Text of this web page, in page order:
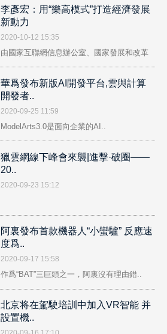
李彥宏：用“樂高模式”打造經濟發展
新動力
2020-10-12 15:35
由國家互聯網信息辦公室、國家發展和改革
華爲發布新版AI開發平台,雲與計算
開發者..
2020-09-25 11:59
ModelArts3.0是面向企業的AI..
獵雲網線下峰會來襲|進擊·破圈——
20..
2020-09-23 15:12
阿裏發布首款機器人“小蠻驢” 反應速
度爲..
2020-09-17 15:58
作爲“BAT”三巨頭之一，阿裏沒有理由錯..
北京将在駕駛培訓中加入VR智能 并
設置機..